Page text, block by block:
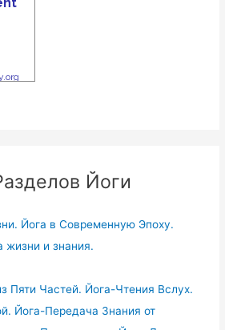
Йоги
Йога в Современную Эпоху.
жизни и знания.
Пяти Частей. Йога-Чтения Вслух.
Йога-Передача Знания от